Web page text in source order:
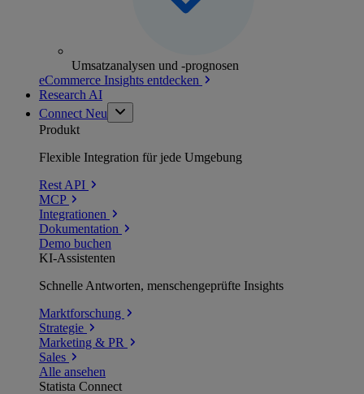
Umsatzanalysen und -prognosen
eCommerce Insights entdecken
Research AI
Connect Neu
Produkt
Flexible Integration für jede Umgebung
Rest API
MCP
Integrationen
Dokumentation
Demo buchen
KI-Assistenten
Schnelle Antworten, menschengeprüfte Insights
Marktforschung
Strategie
Marketing & PR
Sales
Alle ansehen
Statista Connect